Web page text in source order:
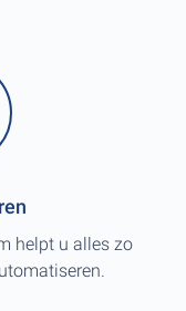
helpt u alles zo